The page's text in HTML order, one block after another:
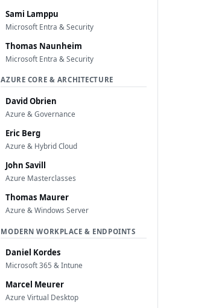
Sami Lamppu
Microsoft Entra & Security
Thomas Naunheim
Microsoft Entra & Security
AZURE CORE & ARCHITECTURE
David Obrien
Azure & Governance
Eric Berg
Azure & Hybrid Cloud
John Savill
Azure Masterclasses
Thomas Maurer
Azure & Windows Server
MODERN WORKPLACE & ENDPOINTS
Daniel Kordes
Microsoft 365 & Intune
Marcel Meurer
Azure Virtual Desktop